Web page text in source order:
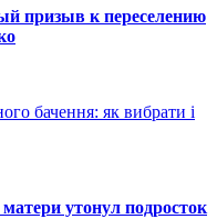
призыв к переселению
бачення: як вибрати і
утонул подросток